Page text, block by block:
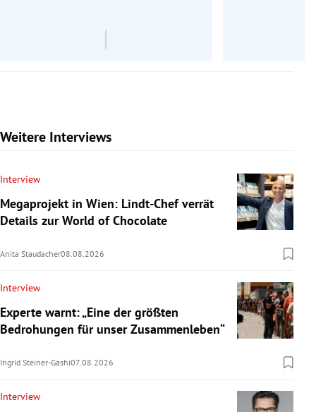
Weitere Interviews
Interview
Megaprojekt in Wien: Lindt-Chef verrät
Details zur World of Chocolate
Anita Staudacher08.08.2026
Interview
Experte warnt: „Eine der größten
Bedrohungen für unser Zusammenleben“
Ingrid Steiner-Gashi07.08.2026
Interview